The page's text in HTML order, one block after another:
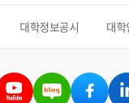
대학정보공시 대